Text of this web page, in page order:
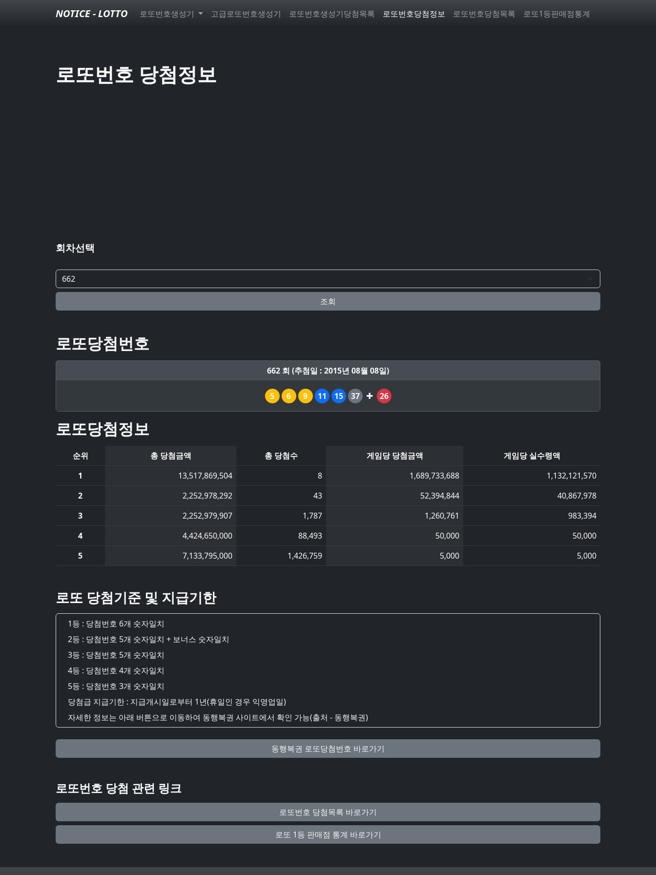
NOTICE - LOTTO 로또번호생성기 고급로또번호생성기 로또번호생성기당첨목록 로또번호당첨정보 로또번호당첨목록 로또1등판매점통계
로또번호 당첨정보
회차선택
조회
로또당첨번호
662 회 (추첨일 : 2015년 08월 08일)
5 6 9 11 15 37 26
로또당첨정보
순위 총 당첨금액 총 당첨수 게임당 당첨금액
게임당 실수령액
1
13,517,869,504 8 1,689,733,688
1,132,121,570
2
2,252,978,292 43 52,394,844
40,867,978
3
2,252,979,907 1,787 1,260,761
983,394
4
4,424,650,000 88,493 50,000
50,000
5
7,133,795,000 1,426,759 5,000 5,000
로또 당첨기준 및 지급기한
1등 : 당첨번호 6개 숫자일치
2등 : 당첨번호 5개 숫자일치 + 보너스 숫자일치
3등 : 당첨번호 5개 숫자일치
4등 : 당첨번호 4개 숫자일치
5등 : 당첨번호 3개 숫자일치
당첨급 지급기한 : 지급개시일로부터 1년(휴일인 경우 익영업일)
자세한 정보는 아래 버튼으로 이동하여 동행복권 사이트에서 확인 가능(출처 - 동행복권)
동행복권 로또당첨번호 바로가기
로또번호 당첨 관련 링크
로또번호 당첨목록 바로가기
로또 1등 판매점 통계 바로가기